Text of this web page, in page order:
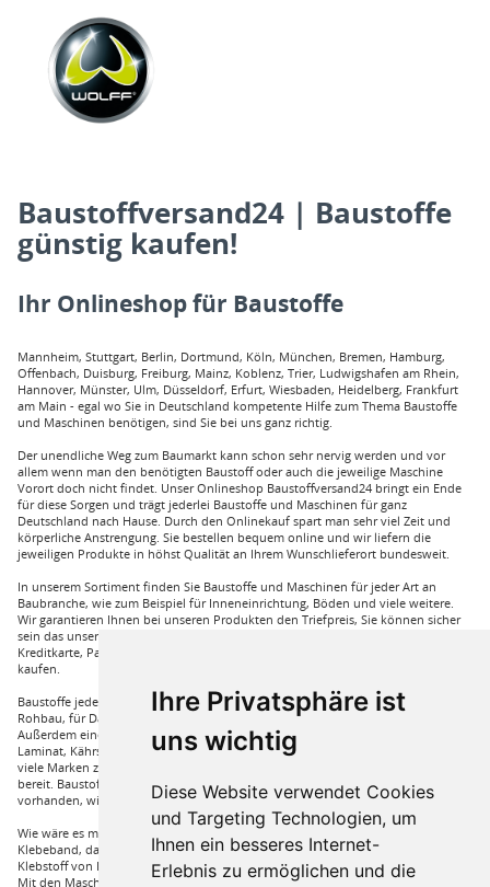
Ihre Privatsphäre ist
uns wichtig
Diese Website verwendet Cookies
und Targeting Technologien, um
Ihnen ein besseres Internet-
Erlebnis zu ermöglichen und die
Baustoffversand24 | Baustoffe
günstig kaufen!
Ihr Onlineshop für Baustoffe
Mannheim, Stuttgart, Berlin, Dortmund, Köln, München, Bremen, Hamburg,
Offenbach, Duisburg, Freiburg, Mainz, Koblenz, Trier, Ludwigshafen am Rhein,
Hannover, Münster, Ulm, Düsseldorf, Erfurt, Wiesbaden, Heidelberg, Frankfurt
am Main - egal wo Sie in Deutschland kompetente Hilfe zum Thema Baustoffe
und Maschinen benötigen, sind Sie bei uns ganz richtig.
Der unendliche Weg zum Baumarkt kann schon sehr nervig werden und vor
allem wenn man den benötigten Baustoff oder auch die jeweilige Maschine
Vorort doch nicht findet. Unser Onlineshop Baustoffversand24 bringt ein Ende
für diese Sorgen und trägt jederlei Baustoffe und Maschinen für ganz
Deutschland nach Hause. Durch den Onlinekauf spart man sehr viel Zeit und
körperliche Anstrengung. Sie bestellen bequem online und wir liefern die
jeweiligen Produkte in höhst Qualität an Ihrem Wunschlieferort bundesweit.
In unserem Sortiment finden Sie Baustoffe und Maschinen für jeder Art an
Baubranche, wie zum Beispiel für Inneneinrichtung, Böden und viele weitere.
Wir garantieren Ihnen bei unseren Produkten den Triefpreis, Sie können sicher
sein das unsere Preisangebote die besten sind. Sie können bei uns mit
Kreditkarte, Paypal und auch mit Vorkasse bei uns auf Rechnung Baustoffe
kaufen.
Baustoffe jeder Art die sie für ihren Haus benötigen, wie beispielsweise für den
Rohbau, für Dämmungen für ihr Haus und für den Innenausbau. Wir führen
Außerdem eine große Auswahl an Bodenbelägen wie GUNREBEN Parkett, JOKA
Laminat, Kährs Parkett, Pardor Laminat, PCV Boden der Marke Wefloor und
viele Marken zu Fliesen, hierzu steht unser Service Team aus Fachprofis zur Hilfe
bereit. Baustoffe für den Außenbereich haben wir ebenso in unserem Sortiment
vorhanden, wie Dachfenster, Gartenhäuser und auch diverse Zäune.
Wie wäre es mit Klebstoffe von Uzin, wie zum Beispiel das Aluminium
Klebeband, dass Sie auch bei hoher Hitze einsetzen können oder auch ein
Klebstoff von Bona, dass für verkleben von Massivholzdielen in Einsatz kommt.
Mit den Maschinen von Wolff und Janser können sie im Handumdrehen jeder